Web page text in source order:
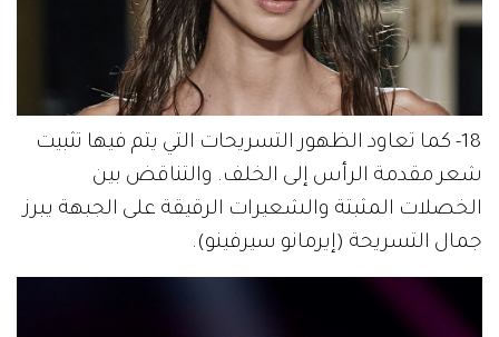
18- كما تعاود الظهور التسريحات التي يتم فيها تثبيت
شعر مقدمة الرأس إلى الخلف. والتناقض بين
الخصلات المثبتة والشعيرات الرقيقة على الجبهة يبرز
جمال التسريحة (إيرمانو سيرفينو).